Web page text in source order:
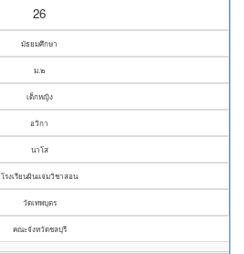
26
มัธยมศึกษา
ม.๒
เด็กหญิง
อวิกา
นาโส
โรงเรียนผินแจ่มวิชาสอน
วัดเทพบุตร
คณะจังหวัดชลบุรี